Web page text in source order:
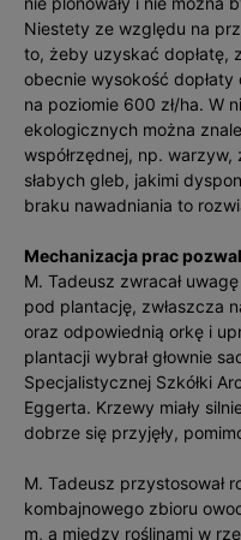
Niestety ze względu na
to, żeby uzyskać dopłatę,
obecnie wysokość
na poziomie 600 zł/ha. W
ekologicznych można
współrzędnej, np.
słabych gleb, jakimi
braku nawadniania to
Mechanizacja prac
M. Tadeusz zwracał
pod plantację, zwłaszcza
oraz odpowiednią orkę i
plantacji wybrał głownie
Specjalistycznej Szkółki
Eggerta. Krzewy miały
dobrze się przyjęły,
M. Tadeusz przystosował
kombajnowego zbioru
m, a między roślinami w